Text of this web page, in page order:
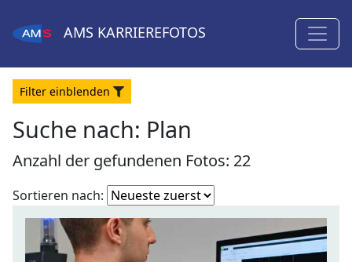
AMS KARRIEREFOTOS
Filter einblenden
Suche nach: Plan
Anzahl der gefundenen Fotos: 22
Sortieren nach: